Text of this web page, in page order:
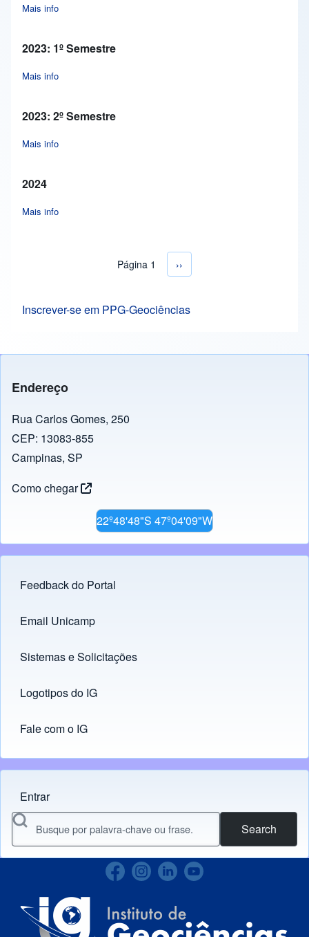
Mais info
2023: 1º Semestre
Mais info
2023: 2º Semestre
Mais info
2024
Mais info
Paginação
Página 1 Próxima página
››
Inscrever-se em PPG-Geociências
Endereço
Rua Carlos Gomes, 250
CEP: 13083-855
Campinas, SP
Como chegar
22º48'48"S 47º04'09"W
Footer menu
Feedback do Portal
Links
Email Unicamp
(opens in new tab)
Sistemas e Solicitações
(opens in new tab)
Logotipos do IG
(opens in new tab)
Fale com o IG
Menu do usuário
Entrar
Search